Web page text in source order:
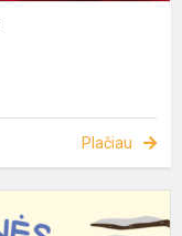
Plačiau